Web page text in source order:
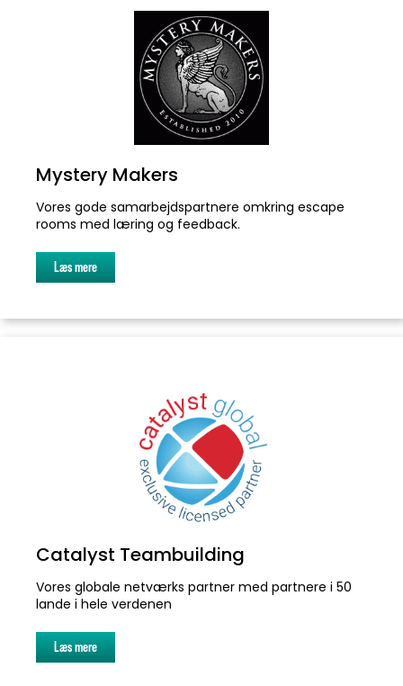
Mystery Makers
Vores gode samarbejdspartnere omkring escape
rooms med læring og feedback.
Læs mere
Catalyst Teambuilding
Vores globale netværks partner med partnere i 50
lande i hele verdenen
Læs mere